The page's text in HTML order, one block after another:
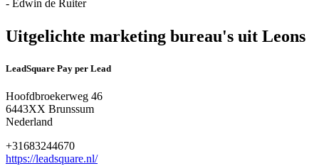
- Edwin de Ruiter
Uitgelichte marketing bureau's uit Leons
LeadSquare Pay per Lead
Hoofdbroekerweg 46
6443XX Brunssum
Nederland
+31683244670
https://leadsquare.nl/